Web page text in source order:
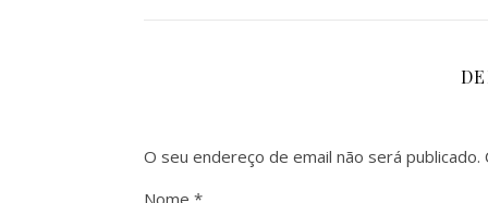
O seu endereço de email não será publicado.
Nome *